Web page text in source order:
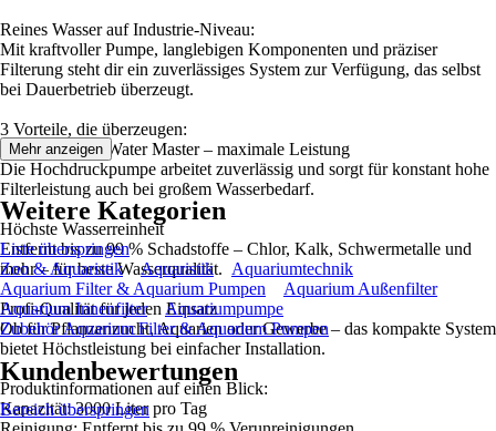
Reines Wasser auf Industrie-Niveau:
Mit kraftvoller Pumpe, langlebigen Komponenten und präziser
Filterung steht dir ein zuverlässiges System zur Verfügung, das selbst
bei Dauerbetrieb überzeugt.
3 Vorteile, die überzeugen:
Osmoseanlage Water Master – maximale Leistung
Die Hochdruckpumpe arbeitet zuverlässig und sorgt für konstant hohe
Filterleistung auch bei großem Wasserbedarf.
Höchste Wasserreinheit
Entfernt bis zu 99 % Schadstoffe – Chlor, Kalk, Schwermetalle und
mehr – für beste Wasserqualität.
Profi-Qualität für jeden Einsatz
Ob für Pflanzenzucht, Aquarien oder Gewerbe – das kompakte System
bietet Höchstleistung bei einfacher Installation.
Produktinformationen auf einen Blick:
Kapazität: 3000 Liter pro Tag
Mehr anzeigen
Weitere Kategorien
Liste überspringen
Zoo & Aquaristik
Aquaristik
Aquariumtechnik
Aquarium Filter & Aquarium Pumpen
Aquarium Außenfilter
Aquarium Innenfilter
Aquariumpumpe
Zubehör Aquarium Filter & Aquarium Pumpen
Kundenbewertungen
Bereich überspringen